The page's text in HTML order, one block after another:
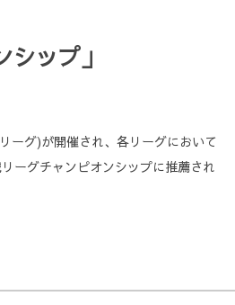
ップ」
ーグ)が開催され、各リーグにおいて
ーグチャンピオンシップに推薦され